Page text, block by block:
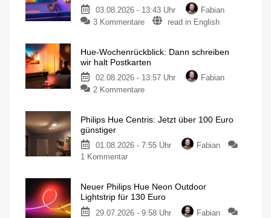
03.08.2026 - 13:43 Uhr
Fabian
3 Kommentare
read in English
Hue-Wochenrückblick: Dann schreiben
wir halt Postkarten
02.08.2026 - 13:57 Uhr
Fabian
2 Kommentare
Philips Hue Centris: Jetzt über 100 Euro
günstiger
01.08.2026 - 7:55 Uhr
Fabian
1 Kommentar
Neuer Philips Hue Neon Outdoor
Lightstrip für 130 Euro
29.07.2026 - 9:58 Uhr
Fabian